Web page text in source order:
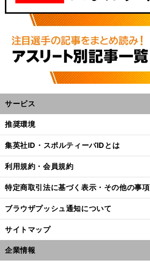
サービス
推奨環境
集英社ID・スポルティーバIDとは
利用規約・会員規約
特定商取引法に基づく表示・その他の事項
ブラウザプッシュ通知について
サイトマップ
企業情報